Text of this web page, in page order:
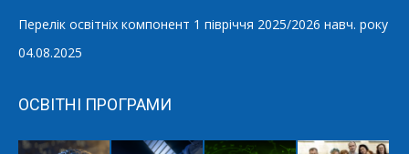
Перелік освітніх компонент 1 півріччя 2025/2026 навч. року
04.08.2025
ОСВІТНІ ПРОГРАМИ